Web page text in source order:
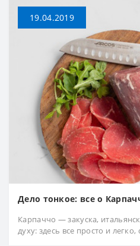
19.04.2019
Дело тонкое: все о
Карпаччо — закуска,
духу: здесь все просто и